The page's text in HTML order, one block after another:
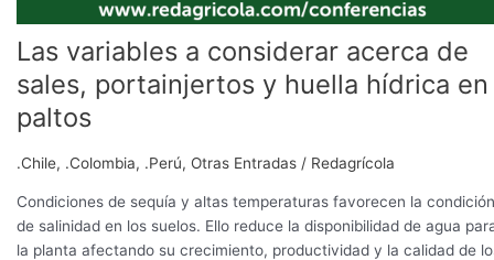
Las variables a considerar acerca de
sales, portainjertos y huella hídrica en
paltos
.Chile, .Colombia, .Perú, Otras Entradas / Redagrícola
Condiciones de sequía y altas temperaturas favorecen la condición
de salinidad en los suelos. Ello reduce la disponibilidad de agua
la planta afectando su crecimiento, productividad y la calidad de